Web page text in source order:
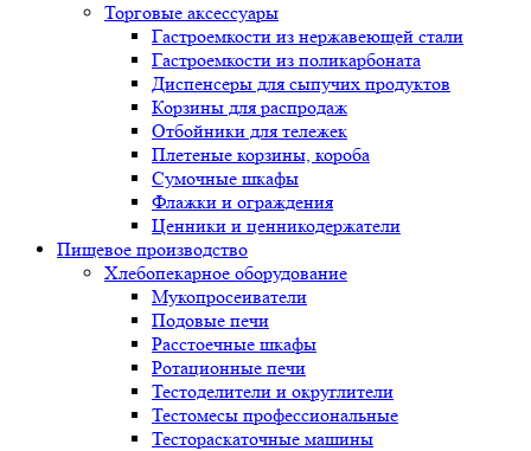
Торговые аксессуары
Гастроемкости из нержавеющей стали
Гастроемкости из поликарбоната
Диспенсеры для сыпучих продуктов
Корзины для распродаж
Отбойники для тележек
Плетеные корзины, короба
Сумочные шкафы
Флажки и ограждения
Ценники и ценникодержатели
Пищевое производство
Хлебопекарное оборудование
Мукопросеиватели
Подовые печи
Расстоечные шкафы
Ротационные печи
Тестоделители и округлители
Тестомесы профессиональные
Тестораскаточные машины